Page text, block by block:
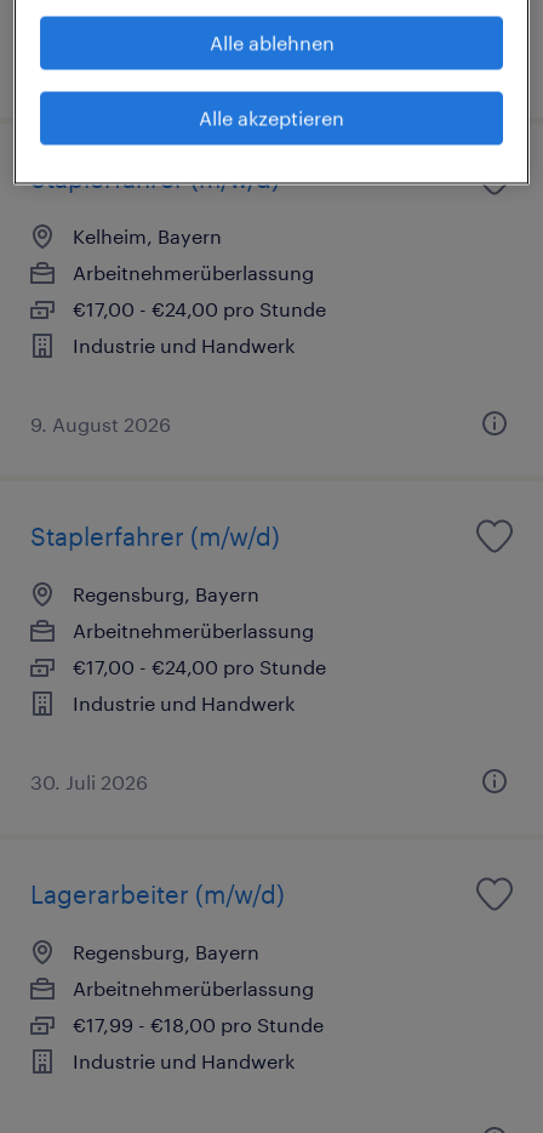
9. August 2026
Staplerfahrer (m/w/d)
Kelheim, Bayern
Arbeitnehmerüberlassung
€17,00 - €24,00 pro Stunde
Industrie und Handwerk
9. August 2026
Staplerfahrer (m/w/d)
Regensburg, Bayern
Arbeitnehmerüberlassung
€17,00 - €24,00 pro Stunde
Industrie und Handwerk
30. Juli 2026
Lagerarbeiter (m/w/d)
Regensburg, Bayern
Arbeitnehmerüberlassung
€17,99 - €18,00 pro Stunde
Industrie und Handwerk
Alle ablehnen
Alle akzeptieren